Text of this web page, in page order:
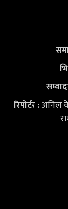
रिपोर्टर :अनिल